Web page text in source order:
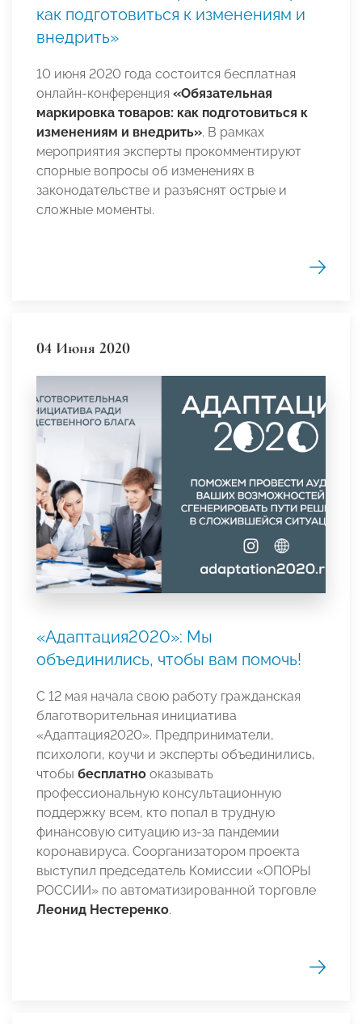
как подготовиться к изменениям и
внедрить»
10 июня 2020 года состоится бесплатная
онлайн-конференция «Обязательная
маркировка товаров: как подготовиться к
изменениям и внедрить». В рамках
мероприятия эксперты прокомментируют
спорные вопросы об изменениях в
законодательстве и разъяснят острые и
сложные моменты.
04 Июня 2020
«Адаптация2020»: Мы
объединились, чтобы вам помочь!
С 12 мая начала свою работу гражданская
благотворительная инициатива
«Адаптация2020». Предприниматели,
психологи, коучи и эксперты объединились,
чтобы бесплатно оказывать
профессиональную консультационную
поддержку всем, кто попал в трудную
финансовую ситуацию из-за пандемии
коронавируса. Соорганизатором проекта
выступил председатель Комиссии «ОПОРЫ
РОССИИ» по автоматизированной торговле
Леонид Нестеренко.